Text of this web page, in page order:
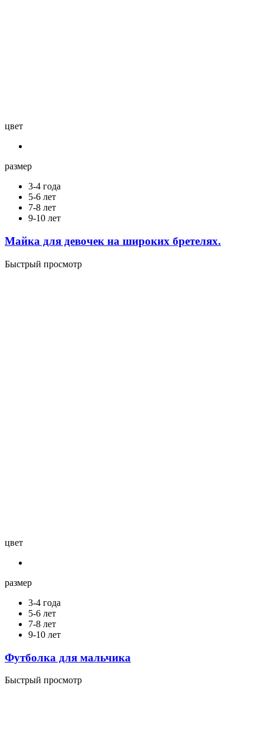
цвет
размер
3-4 года
5-6 лет
7-8 лет
9-10 лет
Майка для девочек на широких бретелях.
Быстрый просмотр
цвет
размер
3-4 года
5-6 лет
7-8 лет
9-10 лет
Футболка для мальчика
Быстрый просмотр